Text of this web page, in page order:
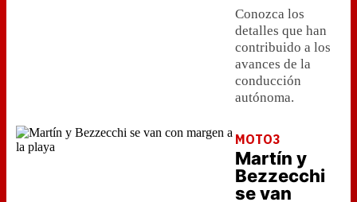
Conozca los
detalles que han
contribuido a los
avances de la
conducción
autónoma.
MOTO3
Martín y
Bezzecchi
se van